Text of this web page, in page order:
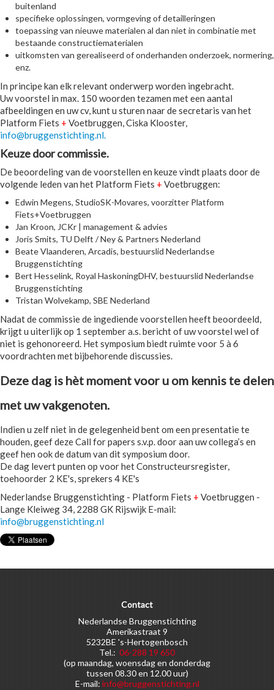
buitenland
specifieke oplossingen, vormgeving of detailleringen
toepassing van nieuwe materialen al dan niet in combinatie met
bestaande constructiematerialen
uitkomsten van gerealiseerd of onderhanden onderzoek, normering,
enz.
In principe kan elk relevant onderwerp worden ingebracht.
Uw voorstel in max. 150 woorden tezamen met een aantal
afbeeldingen en uw cv, kunt u sturen naar de secretaris van het
Platform Fiets + Voetbruggen, Ciska Klooster,
info@bruggenstichting.nl.
Keuze door commissie.
De beoordeling van de voorstellen en keuze vindt plaats door de
volgende leden van het Platform Fiets + Voetbruggen:
Edwin Megens, StudioSK-Movares, voorzitter Platform
Fiets+Voetbruggen
Jan Kroon, JCKr | management & advies
Joris Smits, TU Delft / Ney & Partners Nederland
Beate Vlaanderen, Arcadis, bestuurslid Nederlandse
Bruggenstichting
Bert Hesselink, Royal HaskoningDHV, bestuurslid Nederlandse
Bruggenstichting
Tristan Wolvekamp, SBE Nederland
Nadat de commissie de ingediende voorstellen heeft beoordeeld,
krijgt u uiterlijk op 1 september a.s. bericht of uw voorstel wel of
niet is gehonoreerd. Het symposium biedt ruimte voor 5 à 6
voordrachten met bijbehorende discussies.
Deze dag is hèt moment voor u om kennis te delen
met uw vakgenoten.
Indien u zelf niet in de gelegenheid bent om een presentatie te
houden, geef deze Call for papers s.v.p. door aan uw collega’s en
geef hen ook de datum van dit symposium door.
De dag levert punten op voor het Constructeursregister,
toehoorder 2 KE's, sprekers 4 KE's
Nederlandse Bruggenstichting - Platform Fiets + Voetbruggen -
Lange Kleiweg 34, 2288 GK Rijswijk E-mail:
info@bruggenstichting.nl
Contact
Nederlandse Bruggenstichting
Amerikastraat 9
5232BE 's-Hertogenbosch
Tel.: 06-288 19 650
(op maandag, woensdag en donderdag
tussen 08.30 en 12.00 uur)
E-mail: info@bruggenstichting.nl